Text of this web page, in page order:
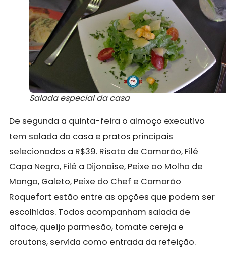
Salada especial da casa
De segunda a quinta-feira o almoço executivo
tem salada da casa e pratos principais
selecionados a R$39. Risoto de Camarão, Filé
Capa Negra, Filé a Dijonaise, Peixe ao Molho de
Manga, Galeto, Peixe do Chef e Camarão
Roquefort estão entre as opções que podem ser
escolhidas. Todos acompanham salada de
alface, queijo parmesão, tomate cereja e
croutons, servida como entrada da refeição.